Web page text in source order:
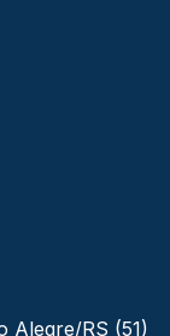
Alegre/RS (51)